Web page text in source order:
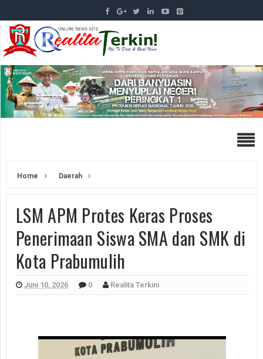
Home Daerah
LSM APM Protes Keras Proses
Penerimaan Siswa SMA dan SMK di
Kota Prabumulih
Juni 10, 2026 0 Realita Terkini